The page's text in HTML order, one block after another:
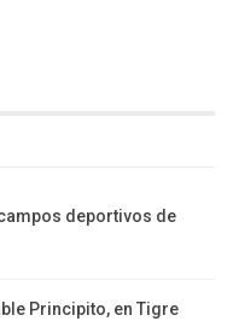
deportivos de
Principito, en Tigre